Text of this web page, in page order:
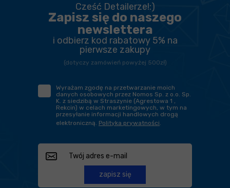
Cześć Detailerze!:)
Zapisz się do naszego
newslettera
i odbierz kod rabatowy 5% na
pierwsze zakupy
(dotyczy zamówień powyżej 500zł)
Wyrażam zgodę na przetwarzanie moich
danych osobowych przez Nomos Sp. z o.o. Sp.
K. z siedzibą w Straszynie (Agrestowa 1 ,
Rekcin) w celach marketingowych, w tym na
przesyłanie informacji handlowych drogą
elektroniczną. Polityka prywatności
zapisz się